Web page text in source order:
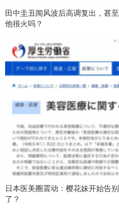
田中圭丑闻风波后高调复出，甚
他很火吗？
日本医美圈震动：樱花妹开始告
了？